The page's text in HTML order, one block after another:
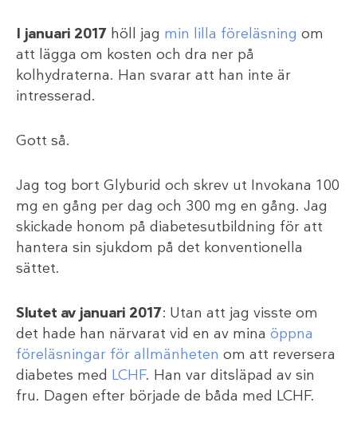
I januari 2017 höll jag min lilla föreläsning om
att lägga om kosten och dra ner på
kolhydraterna. Han svarar att han inte är
intresserad.
Gott så.
Jag tog bort Glyburid och skrev ut Invokana 100
mg en gång per dag och 300 mg en gång. Jag
skickade honom på diabetesutbildning för att
hantera sin sjukdom på det konventionella
sättet.
Slutet av januari 2017: Utan att jag visste om
det hade han närvarat vid en av mina öppna
föreläsningar för allmänheten om att reversera
diabetes med LCHF. Han var ditsläpad av sin
fru. Dagen efter började de båda med LCHF.